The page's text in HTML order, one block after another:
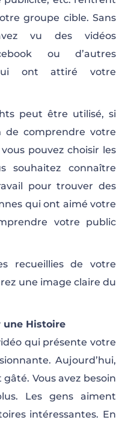
groupe cible. Sans
vu des vidéos
ou d’autres
ont attiré votre
peut être utilisé, si
de comprendre votre
pouvez choisir les
souhaitez connaître
pour trouver des
qui ont aimé votre
votre public
recueillies de votre
une image claire du
une Histoire
qui présente votre
Aujourd’hui,
Vous avez besoin
Les gens aiment
intéressantes. En